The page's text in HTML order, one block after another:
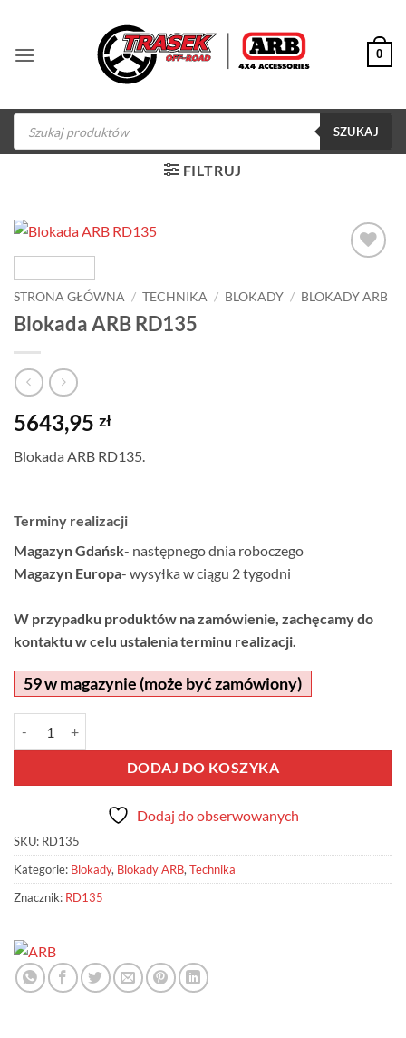
zawartości
0
Wyszukiwarka
produktów
SZUKAJ
FILTRUJ
obserwowanych
STRONA GŁÓWNA / TECHNIKA / BLOKADY / BLOKADY ARB
Blokada ARB RD135
5643,95 zł
Blokada ARB RD135.
Terminy realizacji
Magazyn Gdańsk- następnego dnia roboczego
Magazyn Europa- wysyłka w ciągu 2 tygodni
W przypadku produktów na zamówienie, zachęcamy do
kontaktu w celu ustalenia terminu realizacji.
59 w magazynie (może być zamówiony)
DODAJ DO KOSZYKA
Alternative:
Dodaj do obserwowanych
SKU: RD135
Kategorie: Blokady, Blokady ARB,Technika
Znacznik: RD135